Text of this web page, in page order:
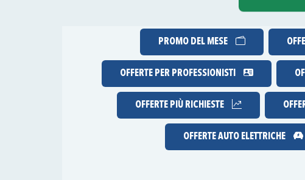
PROMO DEL MESE
OFFERTE PER PROFESSIONISTI
OFFERTE PIÙ RICHIESTE
OFFERTE AUTO ELETTRICHE